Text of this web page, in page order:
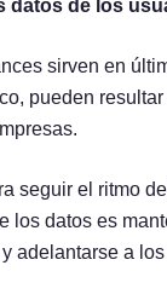
datos de los
sirven en
pueden
seguir el ritmo
los datos es
adelantarse a